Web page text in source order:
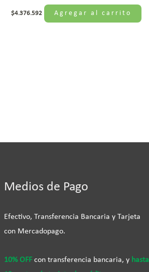
$4.376.592 Agregar al carrito
Medios de Pago
Efectivo, Transferencia Bancaria y Tarjeta
con Mercadopago.
10% OFF con transferencia bancaria, y hasta